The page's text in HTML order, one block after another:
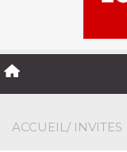
ACCUEIL/ INVITES